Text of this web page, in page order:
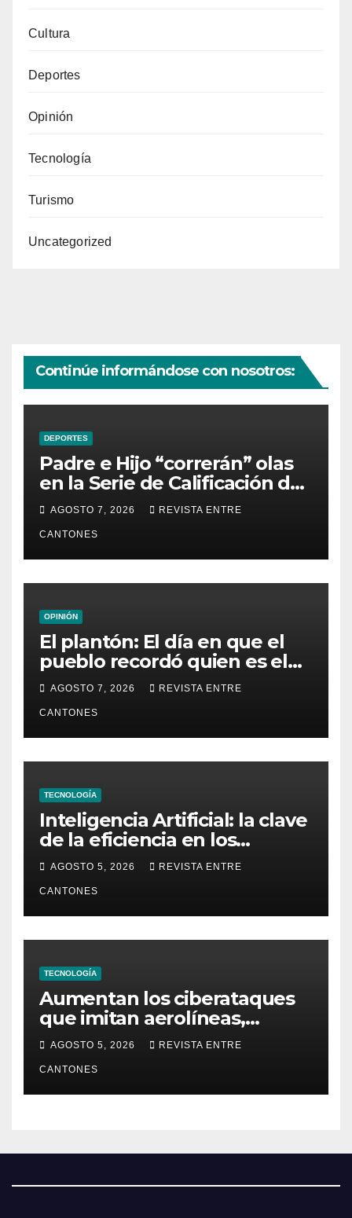
Cultura
Deportes
Opinión
Tecnología
Turismo
Uncategorized
Continúe informándose con nosotros:
DEPORTES
Padre e Hijo “correrán” olas
en la Serie de Calificación de
la Liga Mundial de Surf
AGOSTO 7, 2026 REVISTA ENTRE
CANTONES
OPINIÓN
El plantón: El día en que el
pueblo recordó quien es el
dueño de la República
AGOSTO 7, 2026 REVISTA ENTRE
CANTONES
TECNOLOGÍA
Inteligencia Artificial: la clave
de la eficiencia en los
Centros de Operaciones de
Seguridad
AGOSTO 5, 2026 REVISTA ENTRE
CANTONES
TECNOLOGÍA
Aumentan los ciberataques
que imitan aerolíneas,
hoteles y plataformas de
viaje
AGOSTO 5, 2026 REVISTA ENTRE
CANTONES